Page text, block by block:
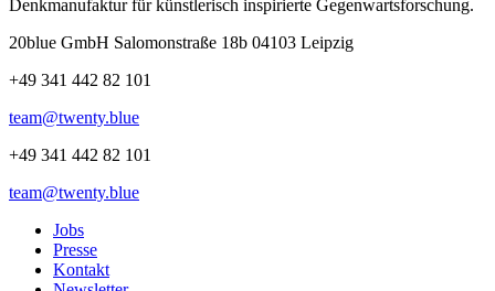
Denkmanufaktur für künstlerisch inspirierte Gegenwartsforschung.
20blue GmbH Salomonstraße 18b 04103 Leipzig
+49 341 442 82 101
team@twenty.blue
+49 341 442 82 101
team@twenty.blue
Jobs
Presse
Kontakt